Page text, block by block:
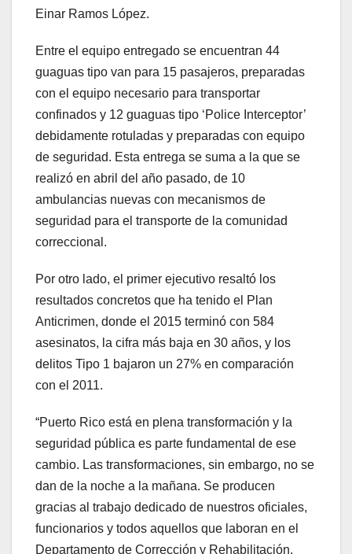
Einar Ramos López.
Entre el equipo entregado se encuentran 44
guaguas tipo van para 15 pasajeros, preparadas
con el equipo necesario para transportar
confinados y 12 guaguas tipo ‘Police Interceptor’
debidamente rotuladas y preparadas con equipo
de seguridad. Esta entrega se suma a la que se
realizó en abril del año pasado, de 10
ambulancias nuevas con mecanismos de
seguridad para el transporte de la comunidad
correccional.
Por otro lado, el primer ejecutivo resaltó los
resultados concretos que ha tenido el Plan
Anticrimen, donde el 2015 terminó con 584
asesinatos, la cifra más baja en 30 años, y los
delitos Tipo 1 bajaron un 27% en comparación
con el 2011.
“Puerto Rico está en plena transformación y la
seguridad pública es parte fundamental de ese
cambio. Las transformaciones, sin embargo, no se
dan de la noche a la mañana. Se producen
gracias al trabajo dedicado de nuestros oficiales,
funcionarios y todos aquellos que laboran en el
Departamento de Corrección y Rehabilitación.